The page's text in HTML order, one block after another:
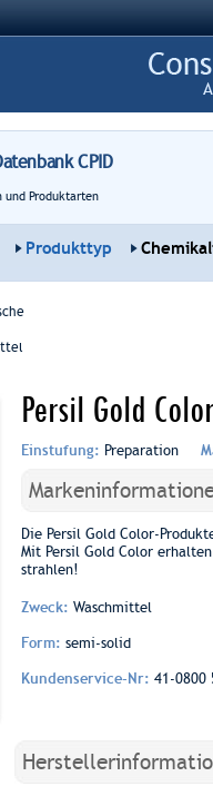
CPID
und Produktarten
Produkttyp
Persil Gold
Einstufung: Preparation
Die Persil Gold Color-
Mit Persil Gold Color
strahlen!
Zweck: Waschmittel
Form: semi-solid
Kundenservice-Nr: 41-0800